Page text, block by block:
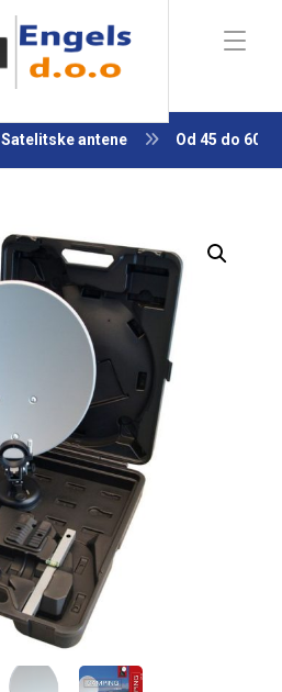
Satelitske antene Od 45 do 60
Enlarge the image